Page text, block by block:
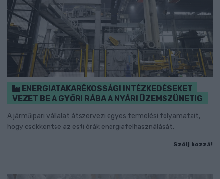
ENERGIATAKARÉKOSSÁGI INTÉZKEDÉSEKET
VEZET BE A GYŐRI RÁBA A NYÁRI ÜZEMSZÜNETIG
A járműipari vállalat átszervezi egyes termelési folyamatait,
hogy csökkentse az esti órák energiafelhasználását.
Szólj hozzá!